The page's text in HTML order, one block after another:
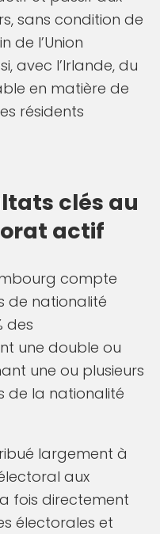
sans condition de
de l’Union
avec l’Irlande, du
en matière de
résidents
clés au
actif
compte
de nationalité
des
une double ou
une ou plusieurs
de la nationalité
largement à
aux
fois directement
électorales et